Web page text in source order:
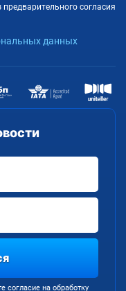
согласие на обработку
согласия
данных